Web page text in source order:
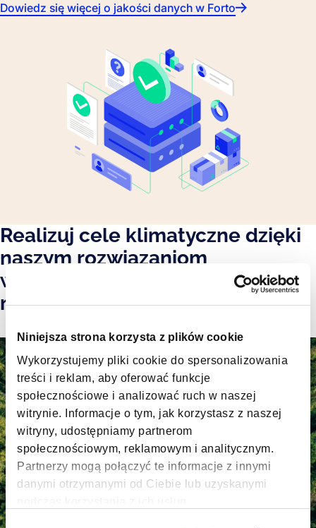
Niniejsza strona korzysta z plików cookie
Wykorzystujemy pliki cookie do spersonalizowania
treści i reklam, aby oferować funkcje
społecznościowe i analizować ruch w naszej
witrynie. Informacje o tym, jak korzystasz z naszej
witryny, udostępniamy partnerom
społecznościowym, reklamowym i analitycznym.
Partnerzy mogą połączyć te informacje z innymi
danymi otrzymanymi od Ciebie lub uzyskanymi
Dowiedz się więcej o jakości danych w Forto
Realizuj cele klimatyczne dzięki
naszym rozwiązaniom
wspierającym zrównoważony
rozwój